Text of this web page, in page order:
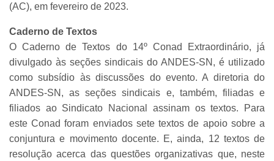
(AC), em fevereiro de 2023.
Caderno de Textos
O Caderno de Textos do 14º Conad Extraordinário, já
divulgado às seções sindicais do ANDES-SN, é utilizado
como subsídio às discussões do evento. A diretoria do
ANDES-SN, as seções sindicais e, também, filiadas e
filiados ao Sindicato Nacional assinam os textos. Para
este Conad foram enviados sete textos de apoio sobre a
conjuntura e movimento docente. E, ainda, 12 textos de
resolução acerca das questões organizativas que, neste